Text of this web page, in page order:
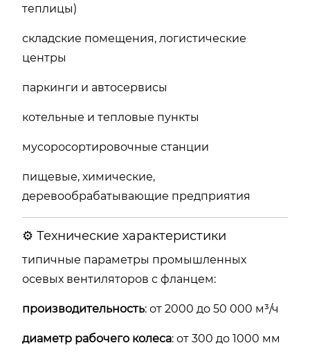
теплицы)
складские помещения, логистические
центры
паркинги и автосервисы
котельные и тепловые пункты
мусоросортировочные станции
пищевые, химические,
деревообрабатывающие предприятия
⚙️ Технические характеристики
типичные параметры промышленных
осевых вентиляторов с фланцем:
производительность: от 2000 до 50 000 м³/ч
диаметр рабочего колеса: от 300 до 1000 мм